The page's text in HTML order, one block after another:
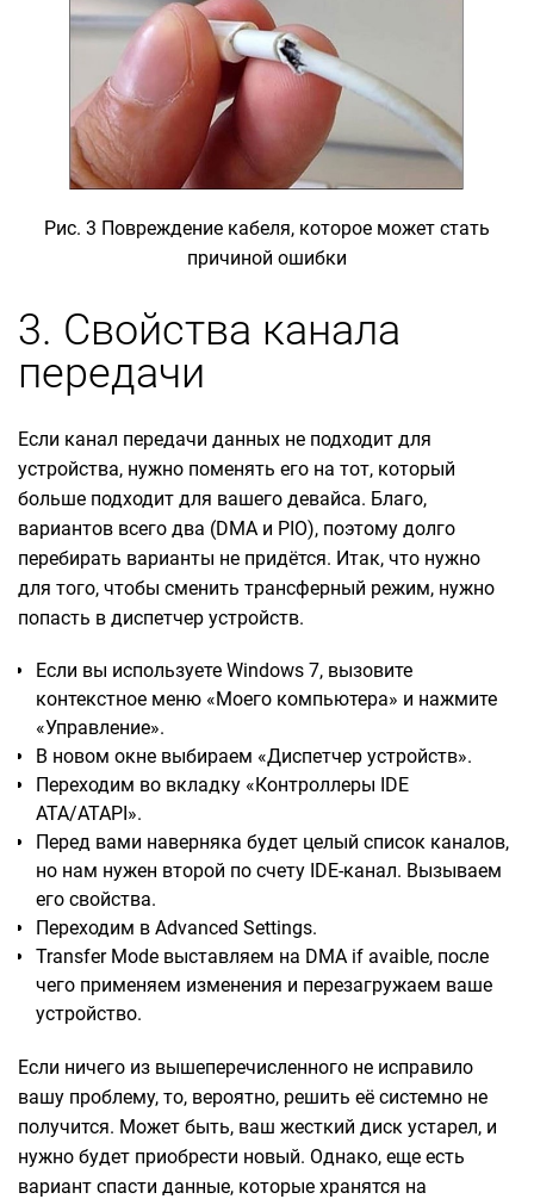
Рис. 3 Повреждение кабеля, которое может стать
причиной ошибки
3. Свойства канала
передачи
Если канал передачи данных не подходит для
устройства, нужно поменять его на тот, который
больше подходит для вашего девайса. Благо,
вариантов всего два (DMA и PIO), поэтому долго
перебирать варианты не придётся. Итак, что нужно
для того, чтобы сменить трансферный режим, нужно
попасть в диспетчер устройств.
Если вы используете Windows 7, вызовите
контекстное меню «Моего компьютера» и нажмите
«Управление».
В новом окне выбираем «Диспетчер устройств».
Переходим во вкладку «Контроллеры IDE
ATA/ATAPI».
Перед вами наверняка будет целый список каналов,
но нам нужен второй по счету IDE-канал. Вызываем
его свойства.
Переходим в Advanced Settings.
Transfer Mode выставляем на DMA if avaible, после
чего применяем изменения и перезагружаем ваше
устройство.
Если ничего из вышеперечисленного не исправило
вашу проблему, то, вероятно, решить её системно не
получится. Может быть, ваш жесткий диск устарел, и
нужно будет приобрести новый. Однако, еще есть
вариант спасти данные, которые хранятся на